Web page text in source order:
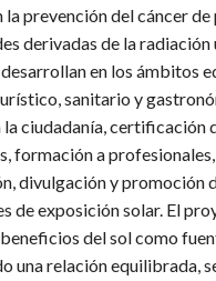
la prevención del cáncer de
derivadas de la radiación
en los ámbitos
sanitario y
la ciudadanía, certificación
formación a
divulgación y promoción
de exposición solar. El
del sol como
una relación equilibrada,